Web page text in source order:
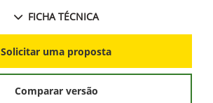
FICHA TÉCNICA
Solicitar uma proposta
Comparar versão